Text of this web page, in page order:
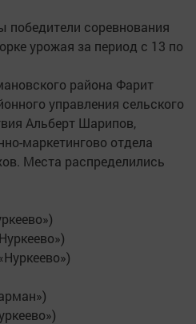
победители соревнования
урожая за период с 13 по
района Фарит
управления сельского
Альберт Шарипов,
маркетингово отдела
Места распределились